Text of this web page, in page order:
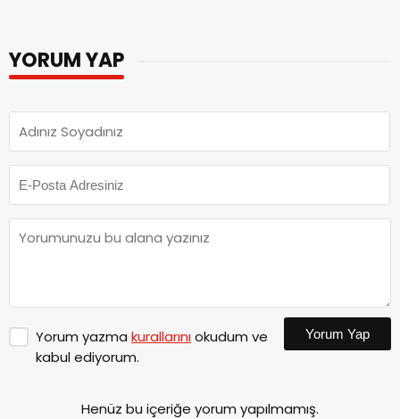
YORUM YAP
Yorum yazma kurallarınıokudum ve
kabul ediyorum.
Yorum Yap
Henüz bu içeriğe yorum yapılmamış.